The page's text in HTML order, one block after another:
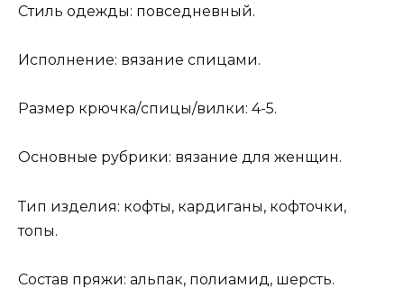
Стиль одежды: повседневный.
Исполнение: вязание спицами.
Размер крючка/спицы/вилки: 4-5.
Основные рубрики: вязание для женщин.
Тип изделия: кофты, кардиганы, кофточки,
топы.
Состав пряжи: альпак, полиамид, шерсть.